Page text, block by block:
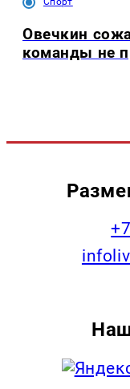
Овечкин
команды не